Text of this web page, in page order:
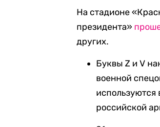
На стадионе
президента»
других.
Буквы Z и V
военной
используются
российской